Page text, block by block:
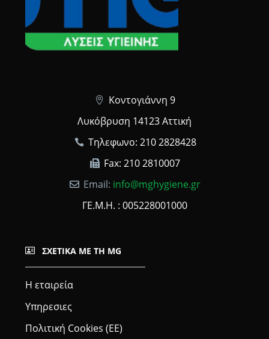
Κοντογιάννη 9
Λυκόβρυση 14123 Αττική
Τηλεφωνο: 210 2828428
Fax: 210 2810007
Email: info@mghygiene.gr
ΓΕ.Μ.Η. : 005228001000
ΣΧΕΤΙΚΆ ΜΕ ΤΗ MG
Η εταιρεία
Υπηρεσιες
Πολιτική Cookies (ΕΕ)